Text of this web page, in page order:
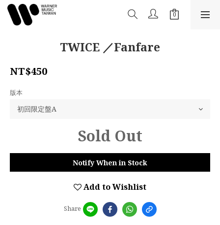
TWICE ／Fanfare
NT$450
版本
Sold Out
Notify When in Stock
Add to Wishlist
Share